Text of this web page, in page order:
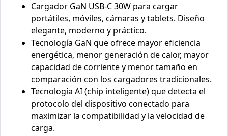
Cargador GaN USB-C 30W para cargar
portátiles, móviles, cámaras y tablets. Diseño
elegante, moderno y práctico.
Tecnología GaN que ofrece mayor eficiencia
energética, menor generación de calor, mayor
capacidad de corriente y menor tamaño en
comparación con los cargadores tradicionales.
Tecnología AI (chip inteligente) que detecta el
protocolo del dispositivo conectado para
maximizar la compatibilidad y la velocidad de
carga.